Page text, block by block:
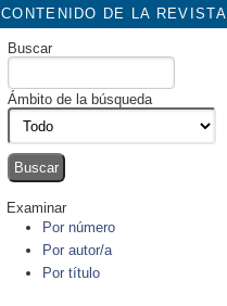
CONTENIDO DE LA REVISTA
Buscar
Ámbito de la búsqueda
Examinar
Por número
Por autor/a
Por título